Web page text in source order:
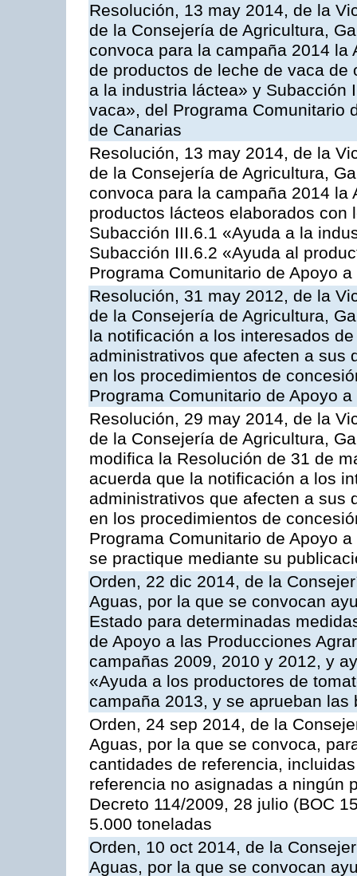
Resolución, 13 may 2014, de la
de la Consejería de Agricultura,
convoca para la campaña 2014
de productos de leche de vaca
a la industria láctea» y Subacción
vaca», del Programa Comunitario
de Canarias
Resolución, 13 may 2014, de la
de la Consejería de Agricultura,
convoca para la campaña 2014
productos lácteos elaborados
Subacción III.6.1 «Ayuda a la
Subacción III.6.2 «Ayuda al
Programa Comunitario de Apoyo
Resolución, 31 may 2012, de la
de la Consejería de Agricultura,
la notificación a los interesados
administrativos que afecten a sus
en los procedimientos de
Programa Comunitario de Apoyo
Resolución, 29 may 2014, de la
de la Consejería de Agricultura,
modifica la Resolución de 31 de
acuerda que la notificación a los
administrativos que afecten a sus
en los procedimientos de
Programa Comunitario de Apoyo
se practique mediante su
Orden, 22 dic 2014, de la
Aguas, por la que se convocan
Estado para determinadas
de Apoyo a las Producciones
campañas 2009, 2010 y 2012, y
«Ayuda a los productores de
campaña 2013, y se aprueban
Orden, 24 sep 2014, de la
Aguas, por la que se convoca,
cantidades de referencia,
referencia no asignadas a ningún
Decreto 114/2009, 28 julio (BOC
5.000 toneladas
Orden, 10 oct 2014, de la
Aguas, por la que se convocan